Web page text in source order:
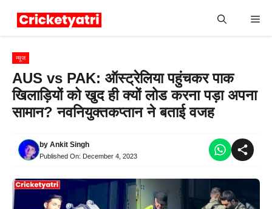
न्यूज
AUS vs PAK: ऑस्ट्रेलिया पहुंचकर पाक
खिलाड़ियों को खुद ही क्यों लोड करना पड़ा अपना
सामान? नवनियुक्तकप्तान ने बताई वजह
by Ankit Singh
Published On: December 4, 2023